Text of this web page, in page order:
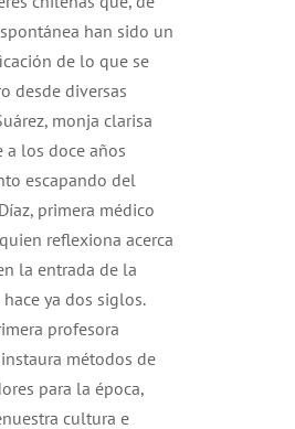
han sido un
de lo que se
desde diversas
monja clarisa
a los doce años
escapando del
primera médico
reflexiona acerca
la entrada de la
ya dos siglos.
profesora
métodos de
para la época,
cultura e